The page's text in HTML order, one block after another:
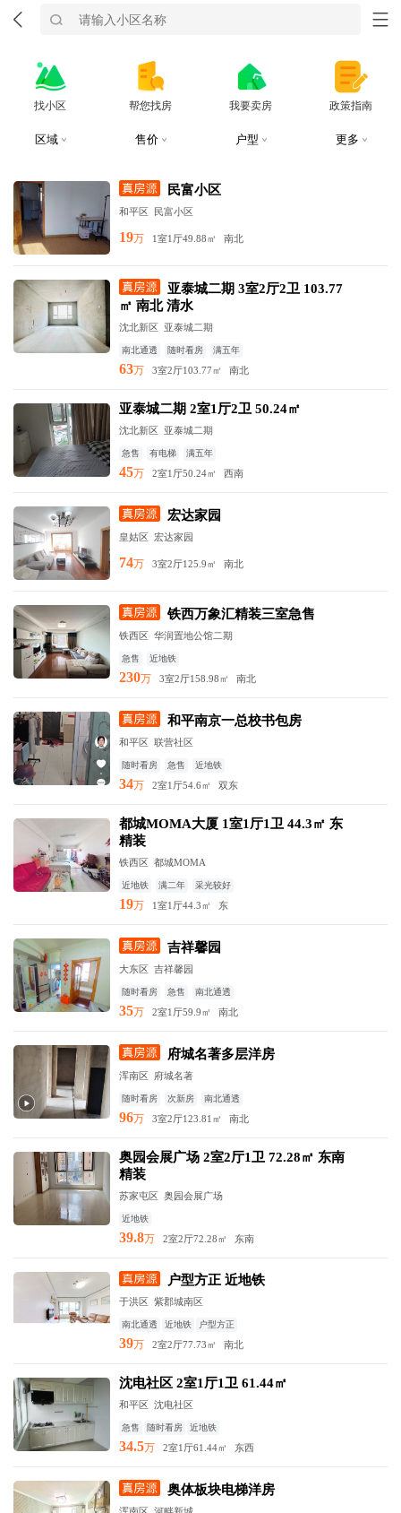
找小区 帮您找房 我要卖房 政策指南
区域 售价 户型 更多
民富小区
和平区 民富小区
19万 1室1厅49.88㎡ 南北
亚泰城二期 3室2厅2卫 103.77
㎡ 南北 清水
沈北新区 亚泰城二期
南北通透 随时看房 满五年
63万 3室2厅103.77㎡ 南北
亚泰城二期 2室1厅2卫 50.24㎡
沈北新区 亚泰城二期
急售 有电梯 满五年
45万 2室1厅50.24㎡ 西南
宏达家园
皇姑区 宏达家园
74万 3室2厅125.9㎡ 南北
铁西万象汇精装三室急售
铁西区 华润置地公馆二期
急售 近地铁
230万 3室2厅158.98㎡ 南北
和平南京一总校书包房
和平区 联营社区
随时看房 急售 近地铁
34万 2室1厅54.6㎡ 双东
都城MOMA大厦 1室1厅1卫 44.3㎡ 东
精装
铁西区 都城MOMA
近地铁 满二年 采光较好
19万 1室1厅44.3㎡ 东
吉祥馨园
大东区 吉祥馨园
随时看房 急售 南北通透
35万 2室1厅59.9㎡ 南北
府城名著多层洋房
浑南区 府城名著
随时看房 次新房 南北通透
96万 3室2厅123.81㎡ 南北
奥园会展广场 2室2厅1卫 72.28㎡ 东南
精装
苏家屯区 奥园会展广场
近地铁
39.8万 2室2厅72.28㎡ 东南
户型方正 近地铁
于洪区 紫郡城南区
南北通透 近地铁 户型方正
39万 2室2厅77.73㎡ 南北
沈电社区 2室1厅1卫 61.44㎡
和平区 沈电社区
急售 随时看房 近地铁
34.5万 2室1厅61.44㎡ 东西
奥体板块电梯洋房